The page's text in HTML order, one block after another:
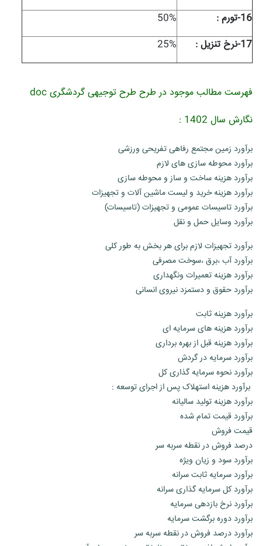
16-تورم :
50%
17-نرخ تنزیل :
25%
فهرست مطالب موجود در طرح طرح توجیهی گردشگری doc
نگارش سال 1402 :
برآورد زمین مجتمع رفاهی تفریحی ورزشی
برآورد محوطه سازی های لازم
برآورد هزینه ساخت و ساز و محوطه سازی
برآورد هزینه خرید و لیست ماشین آلات و تجهیزات
برآورد تاسیسات عمومی و تجهیزات (تاسیسات)
برآورد وسایل حمل و نقل
برآورد تجهیزات لازم برای هر بخش به طور کلی
برآورد آب ،برق ،سوخت مصرفی
برآورد هزینه تعمیرات ونگهداری
برآورد حقوق و دستمزد نیروی انسانی
برآورد هزینه ثابت
برآورد هزینه های سرمایه ای
برآورد هزینه قبل از بهره برداری
برآورد سرمایه در گردش
برآورد نحوه سرمایه گذاری کل
برآورد هزینه استهلاک پس از اجرای توسعه :
برآورد هزینه تولید سالیانه
برآورد قیمت تمام شده
قیمت فروش
درصد فروش در نقطه سربه سر
برآورد سود و زیان ویژه
برآورد سرمایه ثابت سرانه
برآورد کل سرمایه گذاری سرانه
برآورد نرخ بازدهی سرمایه
برآورد دوره برگشت سرمایه
برآورد درصد فروش در نقطه سربه سر